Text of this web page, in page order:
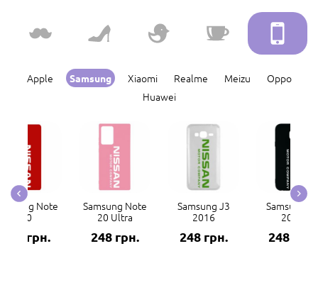
Apple Samsung Xiaomi Realme Meizu
Oppo
Huawei
Note
20
248 грн.
Samsung Note
20 Ultra
248 грн.
Samsung J3
2016
248 грн.
Samsung J3
2017
248 грн.